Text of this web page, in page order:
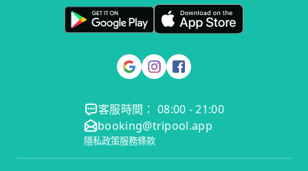
客服時間： 08:00 - 21:00
booking@tripool.app
隱私政策服務條款